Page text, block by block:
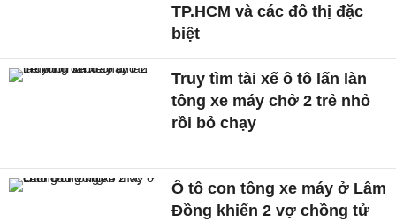
TP.HCM và các đô thị đặc
biệt
Truy tìm tài xế ô tô lấn làn
tông xe máy chở 2 trẻ nhỏ
rồi bỏ chạy
Ô tô con tông xe máy ở Lâm
Đồng khiến 2 vợ chồng tử